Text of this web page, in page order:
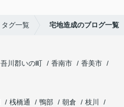
タグ一覧 宅地造成のブログ一覧
吾川郡いの町 香南市
香美市
桟橋通 鴨部 朝倉
枝川